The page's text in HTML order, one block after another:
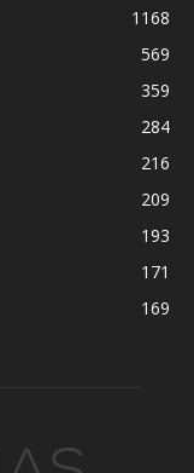
1168
569
359
284
216
209
193
171
169